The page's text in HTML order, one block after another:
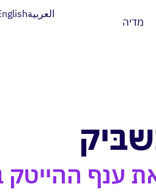
מדיה
العربية
ענף